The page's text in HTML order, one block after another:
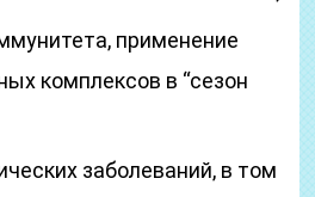
применение
комплексов в “сезон
заболеваний, в том